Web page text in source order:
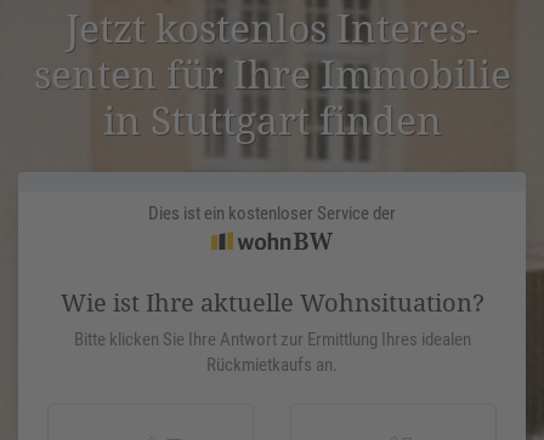
Jetzt kostenlos Inter­es­
senten für Ihre Immobilie
in Stuttgart finden
Dies ist ein kostenloser Service der
Wie ist Ihre aktuelle Wohnsituation?
Bitte klicken Sie Ihre Antwort zur Ermittlung Ihres idealen
Rückmietkaufs an.